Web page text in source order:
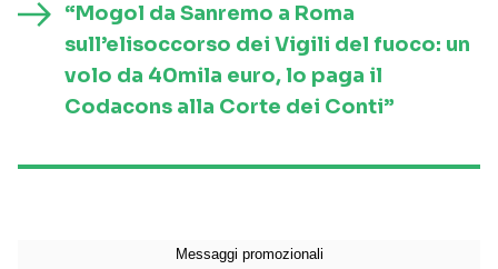
“Mogol da Sanremo a Roma
sull’elisoccorso dei Vigili del fuoco: un
volo da 40mila euro, lo paga il
Codacons alla Corte dei Conti”